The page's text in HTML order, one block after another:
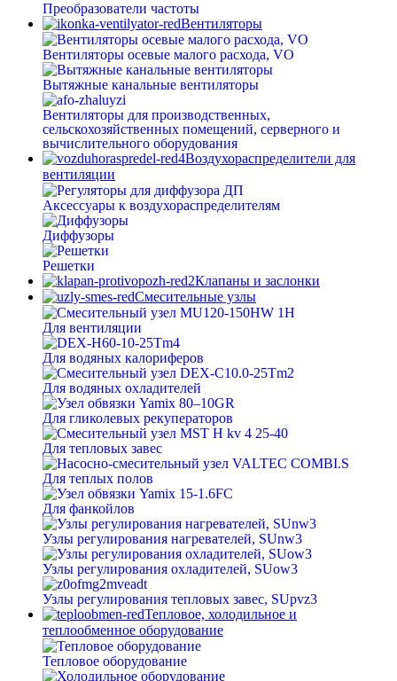
Преобразователи частоты
Вентиляторы
Вентиляторы осевые малого расхода, VO
Вытяжные канальные вентиляторы
Вентиляторы для производственных,
сельскохозяйственных помещений, серверного и
вычислительного оборудования
Воздухораспределители для
вентиляции
Аксессуары к воздухораспределителям
Диффузоры
Решетки
Клапаны и заслонки
Смесительные узлы
Для вентиляции
Для водяных калориферов
Для водяных охладителей
Для гликолевых рекуператоров
Для тепловых завес
Для теплых полов
Для фанкойлов
Узлы регулирования нагревателей, SUnw3
Узлы регулирования охладителей, SUow3
Узлы регулирования тепловых завес, SUpvz3
Тепловое, холодильное и
теплообменное оборудование
Тепловое оборудование